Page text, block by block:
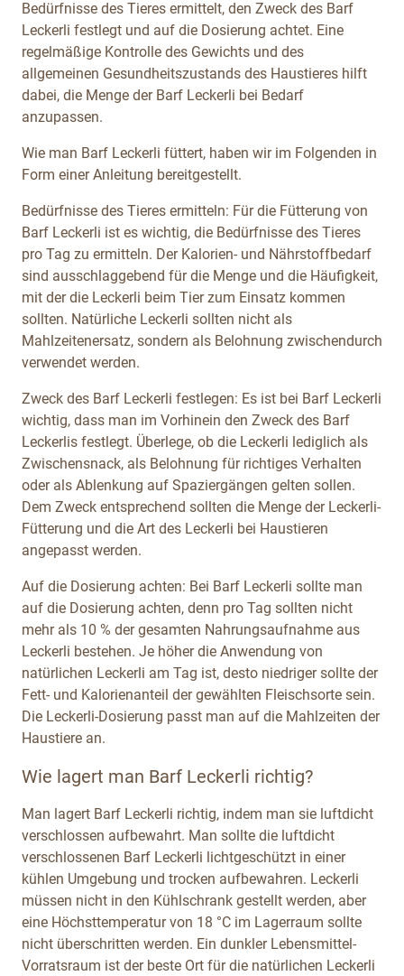
Bedürfnisse des Tieres ermittelt, den Zweck des Barf
Leckerli festlegt und auf die Dosierung achtet. Eine
regelmäßige Kontrolle des Gewichts und des
allgemeinen Gesundheitszustands des Haustieres hilft
dabei, die Menge der Barf Leckerli bei Bedarf
anzupassen.
Wie man Barf Leckerli füttert, haben wir im Folgenden in
Form einer Anleitung bereitgestellt.
Bedürfnisse des Tieres ermitteln: Für die Fütterung von
Barf Leckerli ist es wichtig, die Bedürfnisse des Tieres
pro Tag zu ermitteln. Der Kalorien- und Nährstoffbedarf
sind ausschlaggebend für die Menge und die Häufigkeit,
mit der die Leckerli beim Tier zum Einsatz kommen
sollten. Natürliche Leckerli sollten nicht als
Mahlzeitenersatz, sondern als Belohnung zwischendurch
verwendet werden.
Zweck des Barf Leckerli festlegen: Es ist bei Barf Leckerli
wichtig, dass man im Vorhinein den Zweck des Barf
Leckerlis festlegt. Überlege, ob die Leckerli lediglich als
Zwischensnack, als Belohnung für richtiges Verhalten
oder als Ablenkung auf Spaziergängen gelten sollen.
Dem Zweck entsprechend sollten die Menge der Leckerli-
Fütterung und die Art des Leckerli bei Haustieren
angepasst werden.
Auf die Dosierung achten: Bei Barf Leckerli sollte man
auf die Dosierung achten, denn pro Tag sollten nicht
mehr als 10 % der gesamten Nahrungsaufnahme aus
Leckerli bestehen. Je höher die Anwendung von
natürlichen Leckerli am Tag ist, desto niedriger sollte der
Fett- und Kalorienanteil der gewählten Fleischsorte sein.
Die Leckerli-Dosierung passt man auf die Mahlzeiten der
Haustiere an.
Wie lagert man Barf Leckerli richtig?
Man lagert Barf Leckerli richtig, indem man sie luftdicht
verschlossen aufbewahrt. Man sollte die luftdicht
verschlossenen Barf Leckerli lichtgeschützt in einer
kühlen Umgebung und trocken aufbewahren. Leckerli
müssen nicht in den Kühlschrank gestellt werden, aber
eine Höchsttemperatur von 18 °C im Lagerraum sollte
nicht überschritten werden. Ein dunkler Lebensmittel-
Vorratsraum ist der beste Ort für die natürlichen Leckerli